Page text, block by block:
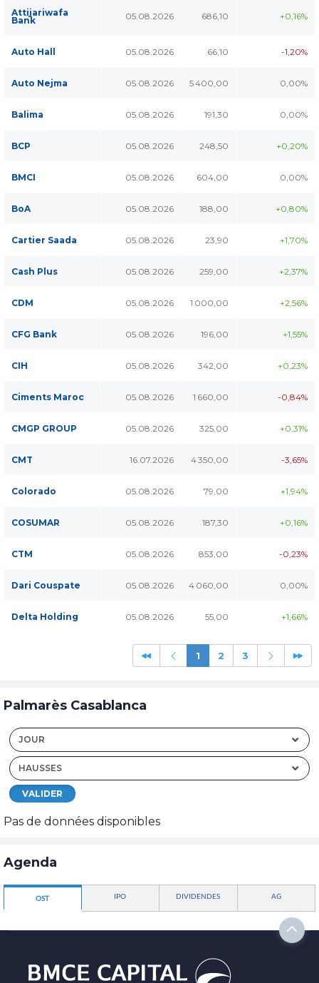
Attijariwafa
Bank 05.08.2026 686,10 +0,16%
Auto Hall 05.08.2026 66,10 -1,20%
Auto Nejma 05.08.2026 5 400,00 0,00%
Balima 05.08.2026 191,30 0,00%
BCP 05.08.2026 248,50 +0,20%
BMCI 05.08.2026 604,00 0,00%
BoA 05.08.2026 188,00 +0,80%
Cartier Saada 05.08.2026 23,90 +1,70%
Cash Plus 05.08.2026 259,00 +2,37%
CDM 05.08.2026 1 000,00 +2,56%
CFG Bank 05.08.2026 196,00 +1,55%
CIH 05.08.2026 342,00 +0,23%
Ciments Maroc 05.08.2026 1 660,00 -0,84%
CMGP GROUP 05.08.2026 325,00 +0,31%
CMT 16.07.2026 4 350,00 -3,65%
Colorado 05.08.2026 79,00 +1,94%
COSUMAR 05.08.2026 187,30 +0,16%
CTM 05.08.2026 853,00 -0,23%
Dari Couspate 05.08.2026 4 060,00 0,00%
Delta Holding 05.08.2026 55,00 +1,66%
1 2 3
Palmarès Casablanca
JOUR
HAUSSES
VALIDER
Pas de données disponibles
Agenda
OST IPO DIVIDENDES AG